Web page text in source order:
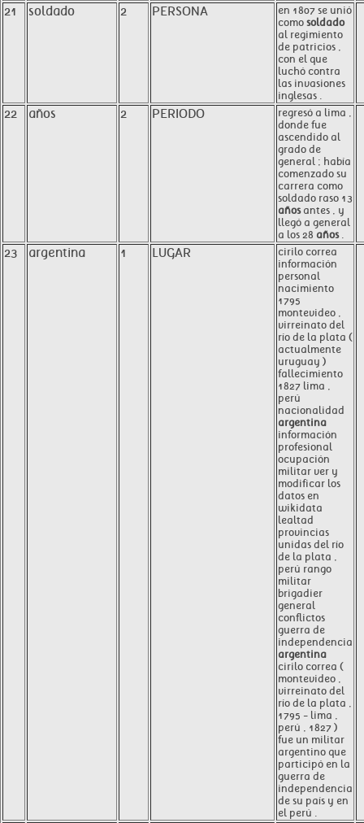
21 soldado 2 PERSONA
en 1807 se unió
como soldado
al regimiento
de patricios ,
con el que
luchó contra
las invasiones
inglesas .
22 años 2 PERIODO
regresó a lima ,
donde fue
ascendido al
grado de
general ; había
comenzado su
carrera como
soldado raso 13
añosantes , y
llegó a general
a los 28 años.
23 argentina 1 LUGAR
cirilo correa
información
personal
nacimiento
1795
montevideo ,
virreinato del
río de la plata (
actualmente
uruguay )
fallecimiento
1827 lima ,
perú
nacionalidad
argentina
información
profesional
ocupación
militar ver y
modificar los
datos en
wikidata
lealtad
provincias
unidas del río
de la plata ,
perú rango
militar
brigadier
general
conflictos
guerra de
independencia
argentina
cirilo correa (
montevideo ,
virreinato del
río de la plata ,
1795 - lima ,
perú , 1827 )
fue un militar
argentino que
participó en la
guerra de
independencia
de su país y en
el perú .